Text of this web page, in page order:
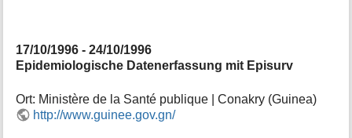
17/10/1996 - 24/10/1996
Epidemiologische Datenerfassung mit Episurv
Ort: Ministère de la Santé publique | Conakry (Guinea)
http://www.guinee.gov.gn/